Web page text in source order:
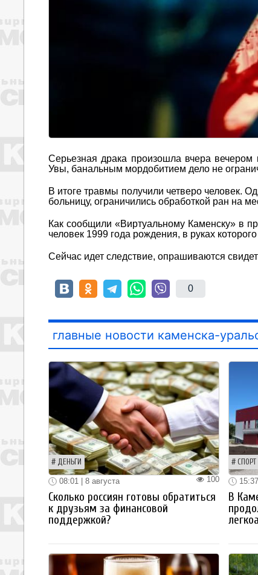
Серьезная драка произошла вчера
Увы, банальным мордобитием дело не
В итоге травмы получили четверо человек.
больницу, ограничились обработкой ран на
Как сообщили «Виртуальному Каменску» в
человек 1999 года рождения, в руках
Сейчас идет следствие, опрашиваются
0
главные новости каменска-
ДЕНЬГИ
100
08:01 | 8 августа
Сколько россиян готовы обратиться
к друзьям за финансовой
поддержкой?
СПОРТ
15:37
В